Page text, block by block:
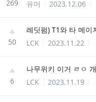
269
유머
2023.12.06
50
LCK
2023.11.22
6
나무위키 이거 ㄹㅇ
LCK
2023.11.19